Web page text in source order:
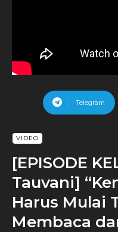
Telegram
VIDEO
[EPISODE
Tauvani]
Harus Mulai
Membaca